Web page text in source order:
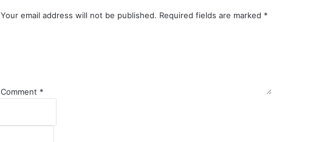
Your email address will not be published. Required fields are marked *
Comment *